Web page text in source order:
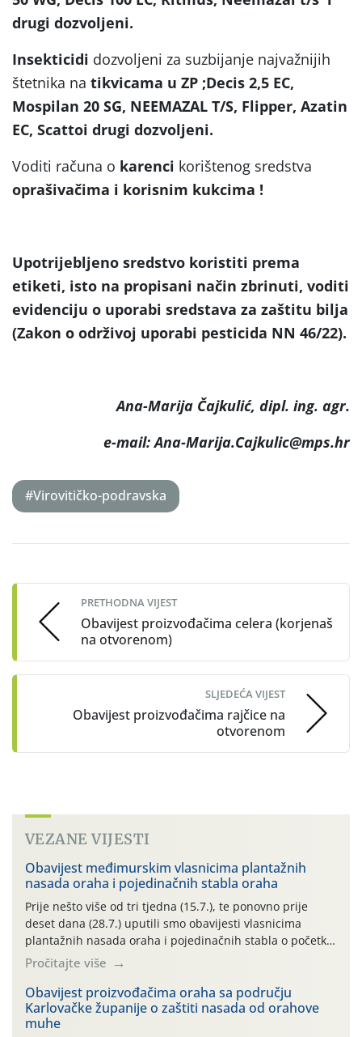
drugi dozvoljeni.
Insekticidi dozvoljeni za suzbijanje najvažnijih
štetnika na tikvicama u ZP ;Decis 2,5 EC,
Mospilan 20 SG, NEEMAZAL T/S, Flipper, Azatin
EC, Scattoi drugi dozvoljeni.
Voditi računa o karenci korištenog sredstva
oprašivačima i korisnim kukcima !
Upotrijebljeno sredstvo koristiti prema
etiketi, isto na propisani način zbrinuti, voditi
evidenciju o uporabi sredstava za zaštitu bilja
(Zakon o održivoj uporabi pesticida NN 46/22).
Ana-Marija Čajkulić, dipl. ing. agr.
e-mail:Ana-Marija.Cajkulic@mps.hr
#Virovitičko-podravska
navigation
PRETHODNA VIJEST
Obavijest proizvođačima celera (korjenaš
na otvorenom)
SLJEDEĆA VIJEST
Obavijest proizvođačima rajčice na
otvorenom
VEZANE VIJESTI
Obavijest međimurskim vlasnicima plantažnih
nasada oraha i pojedinačnih stabla oraha
Prije nešto više od tri tjedna (15.7.), te ponovno prije
deset dana (28.7.) uputili smo obavijesti vlasnicima
plantažnih nasada oraha i pojedinačnih stabla o početku
leta i ovogodišnjoj potrebi usmjerenog suzbijanja
orahove muhe (Rhagoletis completa)! Već dvanaest dana
traje drugi ovogodišnji “toplinski udar”, koji naročito
izražen zadnja šest dana (31.7.-05.8.), jer najviše
temperature zraka svakodnevno […]
Pročitajte više
Obavijest proizvođačima oraha sa području
Karlovačke županije o zaštiti nasada od orahove
muhe